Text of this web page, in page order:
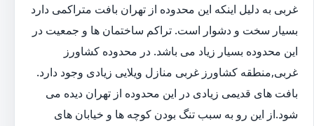
غربی به دلیل اینکه این محدوده از تهران بافت متراکمی دارد
بسیار سخت و دشوار است. تراکم ساختمان ها و جمعیت در
این محدوده بسیار زیاد می باشد. در محدوده کشاورز
غربی,منطقه کشاورز غربی منازل ویلایی زیادی وجود دارد.
بافت های قدیمی زیادی در این محدوده از تهران دیده می
شود.از این رو به سبب تنگ بودن کوچه ها و خیابان های